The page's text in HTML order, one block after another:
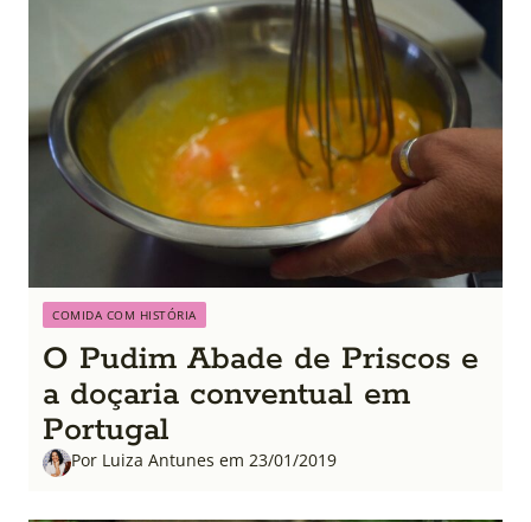
COMIDA COM HISTÓRIA
O Pudim Abade de Priscos e
a doçaria conventual em
Portugal
Por Luiza Antunes em 23/01/2019